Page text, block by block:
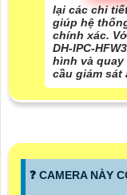
lại các chi
giúp hệ
chính xác.
DH-IPC-
hình và
cầu giám sát
️❓ CAMERA NÀY